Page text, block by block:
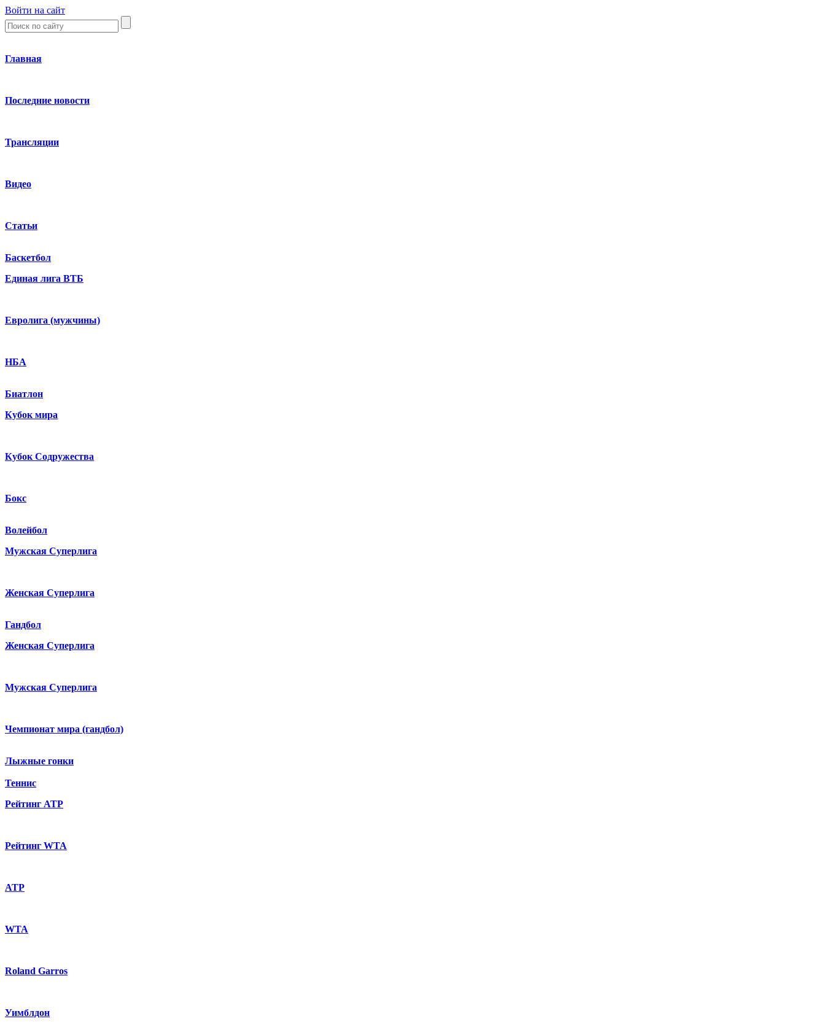
Войти на сайт
Главная
Последние новости
Трансляции
Видео
Статьи
Баскетбол
Единая лига ВТБ
Евролига (мужчины)
НБА
Биатлон
Кубок мира
Кубок Содружества
Бокс
Волейбол
Мужская Суперлига
Женская Суперлига
Гандбол
Женская Суперлига
Мужская Суперлига
Чемпионат мира (гандбол)
Лыжные гонки
Теннис
Рейтинг ATP
Рейтинг WTA
ATP
WTA
Roland Garros
Уимблдон